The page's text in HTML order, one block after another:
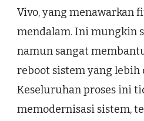
Vivo, yang menawarkan
mendalam. Ini mungkin
namun sangat
reboot sistem yang lebih
Keseluruhan proses ini
memodernisasi sistem,